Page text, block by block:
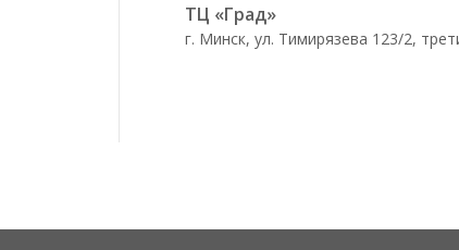
ТЦ «Град»
г. Минск, ул. Тимирязева 123/2,